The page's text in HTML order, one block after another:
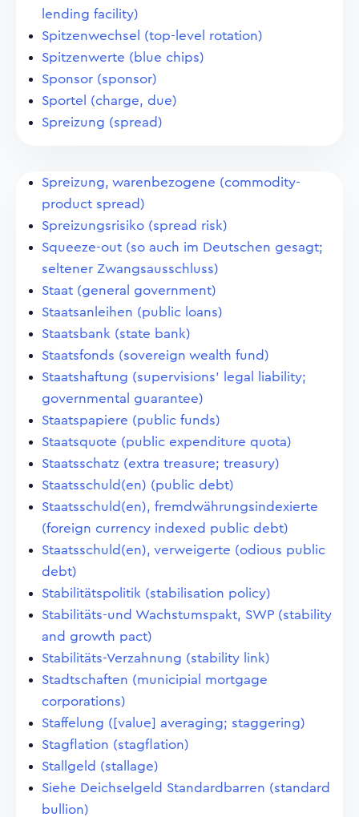
lending facility)
Spitzenwechsel (top-level rotation)
Spitzenwerte (blue chips)
Sponsor (sponsor)
Sportel (charge, due)
Spreizung (spread)
Spreizung, warenbezogene (commodity-
product spread)
Spreizungsrisiko (spread risk)
Squeeze-out (so auch im Deutschen gesagt;
seltener Zwangsausschluss)
Staat (general government)
Staatsanleihen (public loans)
Staatsbank (state bank)
Staatsfonds (sovereign wealth fund)
Staatshaftung (supervisions' legal liability;
governmental guarantee)
Staatspapiere (public funds)
Staatsquote (public expenditure quota)
Staatsschatz (extra treasure; treasury)
Staatsschuld(en) (public debt)
Staatsschuld(en), fremdwährungsindexierte
(foreign currency indexed public debt)
Staatsschuld(en), verweigerte (odious public
debt)
Stabilitätspolitik (stabilisation policy)
Stabilitäts-und Wachstumspakt, SWP (stability
and growth pact)
Stabilitäts-Verzahnung (stability link)
Stadtschaften (municipial mortgage
corporations)
Staffelung ([value] averaging; staggering)
Stagflation (stagflation)
Stallgeld (stallage)
Siehe Deichselgeld Standardbarren (standard
bullion)